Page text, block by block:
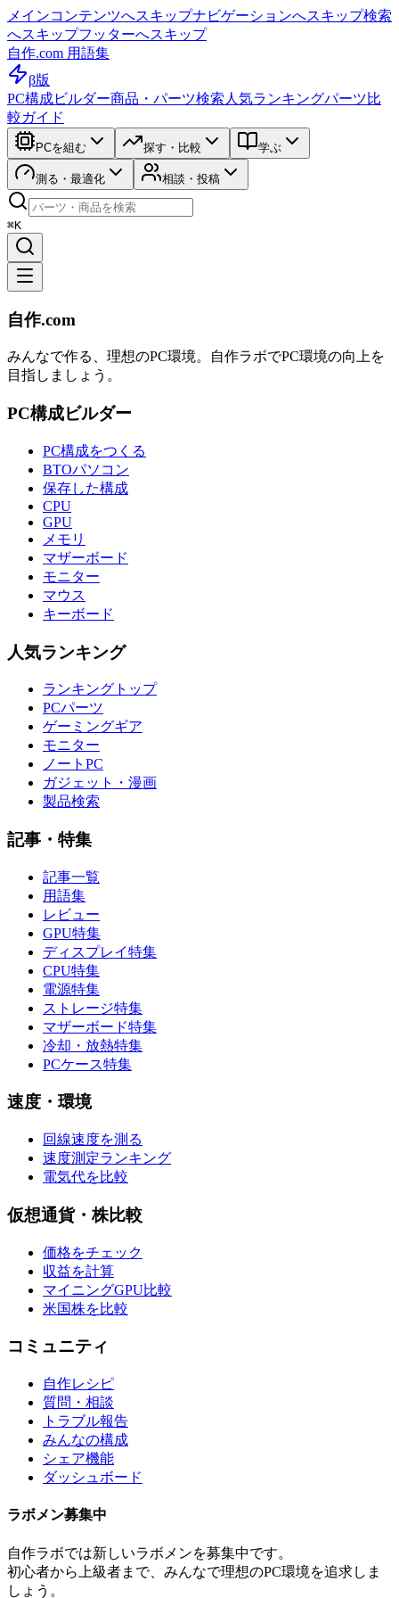
メインコンテンツへスキップナビゲーションへスキップ検索
へスキップフッターへスキップ
自作.com 用語集
β版
PC構成ビルダー商品・パーツ検索 人気ランキングパーツ比
較ガイド
PCを組む 探す・比較 学ぶ
測る・最適化 相談・投稿
⌘K
自作.com
みんなで作る、理想のPC環境。 自作ラボでPC環境の向上を
目指しましょう。
PC構成ビルダー
PC構成をつくる
BTOパソコン
保存した構成
CPU
GPU
メモリ
マザーボード
モニター
マウス
キーボード
人気ランキング
ランキングトップ
PCパーツ
ゲーミングギア
モニター
ノートPC
ガジェット・漫画
製品検索
記事・特集
記事一覧
用語集
レビュー
GPU特集
ディスプレイ特集
CPU特集
電源特集
ストレージ特集
マザーボード特集
冷却・放熱特集
PCケース特集
速度・環境
回線速度を測る
速度測定ランキング
電気代を比較
仮想通貨・株比較
価格をチェック
収益を計算
マイニングGPU比較
米国株を比較
コミュニティ
自作レシピ
質問・相談
トラブル報告
みんなの構成
シェア機能
ダッシュボード
ラボメン募集中
自作ラボでは新しいラボメンを募集中です。
初心者から上級者まで、みんなで理想のPC環境を追求しま
しょう。